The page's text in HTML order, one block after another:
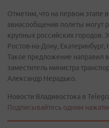
Отметим, что на первом этапе
авиасообщения полеты могут
крупных российских городов.
Ростов-на-Дону,
Такое предложение направил
заместитель министра
Александр Нерадько.
Новости Владивостока в
Подписывайтесь одним